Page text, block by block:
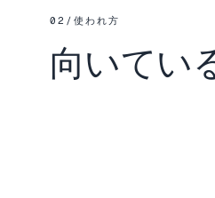
02 / 使われ方
向いてい